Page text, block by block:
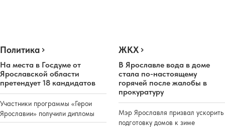
Политика
На места в Госдуме от
Ярославской области
претендует 18 кандидатов
Участники программы «Герои
Ярославии» получили дипломы
ЖКХ
В Ярославле вода в доме
стала по-настоящему
горячей после жалобы в
прокуратуру
Мэр Ярославля призвал ускорить
подготовку домов к зиме